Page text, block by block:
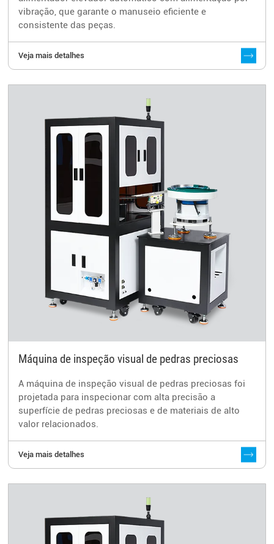
vibração, que garante o manuseio eficiente e
consistente das peças.
Veja mais detalhes
Máquina de inspeção visual de pedras preciosas
A máquina de inspeção visual de pedras preciosas foi
projetada para inspecionar com alta precisão a
superfície de pedras preciosas e de materiais de alto
valor relacionados.
Veja mais detalhes